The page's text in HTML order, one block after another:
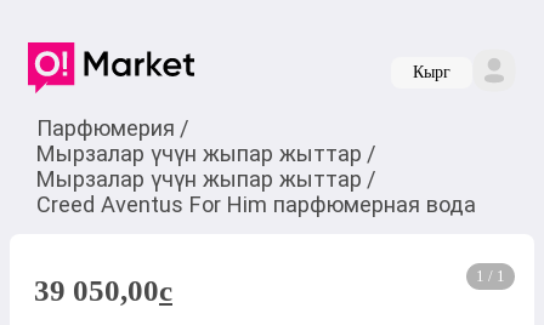
Кырг
Парфюмерия /
Мырзалар үчүн жыпар жыттар /
Мырзалар үчүн жыпар жыттар /
Creed Aventus For Him парфюмерная вода
1 / 1
39 050,00c